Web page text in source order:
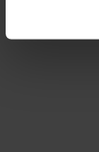
Via "Cookie